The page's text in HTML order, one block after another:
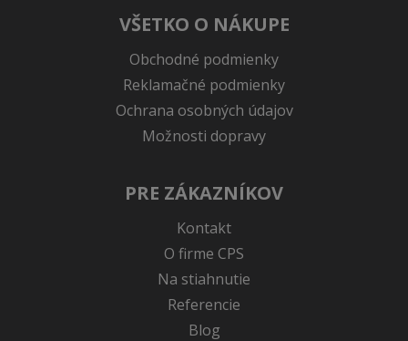
VŠETKO O NÁKUPE
Obchodné podmienky
Reklamačné podmienky
Ochrana osobných údajov
Možnosti dopravy
PRE ZÁKAZNÍKOV
Kontakt
O firme CPS
Na stiahnutie
Referencie
Blog